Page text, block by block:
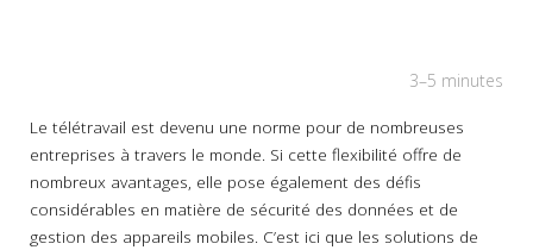
3–5 minutes
Le télétravail est devenu une norme pour de nombreuses
entreprises à travers le monde. Si cette flexibilité offre de
nombreux avantages, elle pose également des défis
considérables en matière de sécurité des données et de
gestion des appareils mobiles. C’est ici que les solutions de